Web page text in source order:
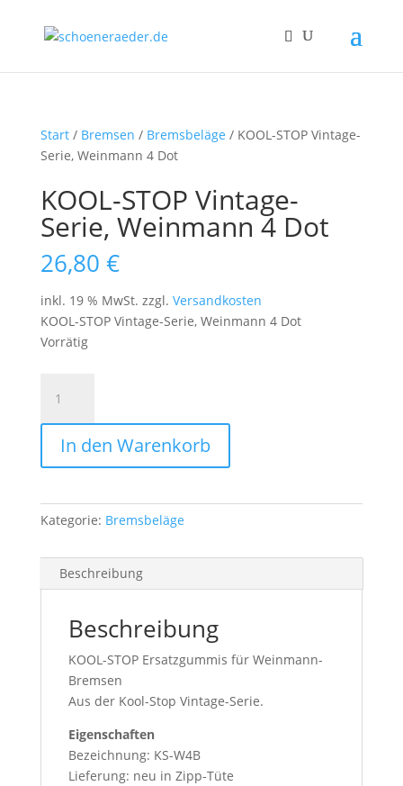
Start/ Bremsen / Bremsbeläge / KOOL-STOP Vintage-
Serie, Weinmann 4 Dot
KOOL-STOP Vintage-
Serie, Weinmann 4 Dot
26,80 €
inkl. 19 % MwSt. zzgl. Versandkosten
KOOL-STOP Vintage-Serie, Weinmann 4 Dot
Vorrätig
STOP
Vintage-
Serie,
Weinmann
Dot
Menge
In den Warenkorb
Kategorie: Bremsbeläge
Beschreibung
Beschreibung
KOOL-STOP Ersatzgummis für Weinmann-
Bremsen
Aus der Kool-Stop Vintage-Serie.
Eigenschaften
Bezeichnung: KS-W4B
Lieferung: neu in Zipp-Tüte